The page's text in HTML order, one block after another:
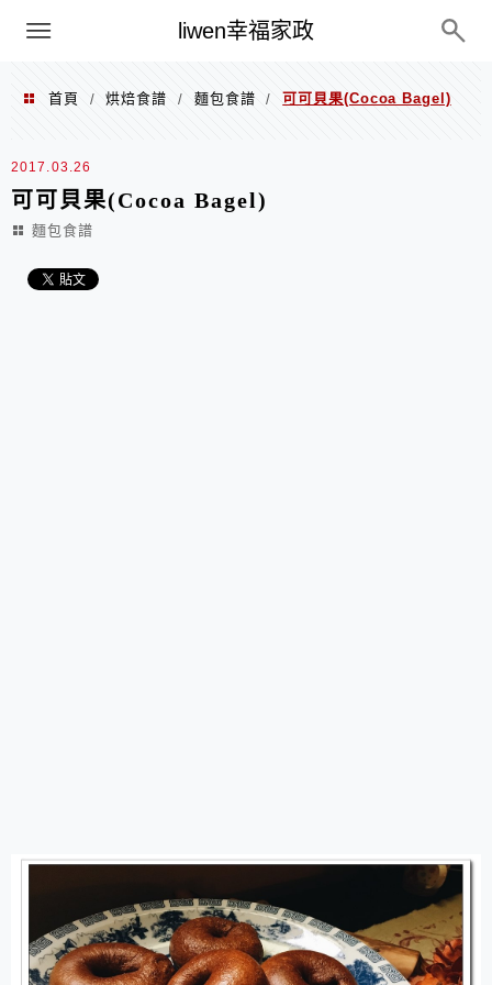
liwen幸福家政
menu
首頁 / 烘焙食譜 / 麵包食譜 / 可可貝果(Cocoa Bagel)
2017.03.26
可可貝果(Cocoa Bagel)
麵包食譜